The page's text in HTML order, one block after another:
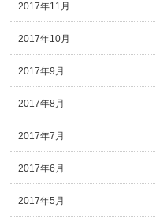
2017年11月
2017年10月
2017年9月
2017年8月
2017年7月
2017年6月
2017年5月